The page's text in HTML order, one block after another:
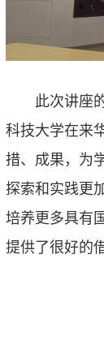
此次讲座
科技大学在来
措、 成果， 为
探索和实践更
培养更多具有
提供了很好的